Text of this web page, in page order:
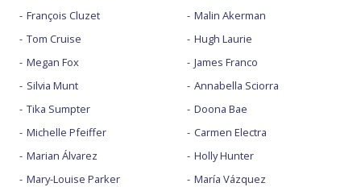
François Cluzet
Tom Cruise
Megan Fox
Silvia Munt
Tika Sumpter
Michelle Pfeiffer
Marian Álvarez
Mary-Louise Parker
Malin Akerman
Hugh Laurie
James Franco
Annabella Sciorra
Doona Bae
Carmen Electra
Holly Hunter
María Vázquez